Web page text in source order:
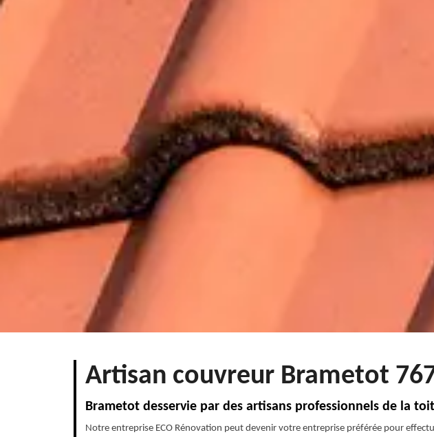
Artisan couvreur Brametot
Brametot desservie par des artisans professionnels de la
Notre entreprise ECO Rénovation peut devenir votre entreprise préférée pour